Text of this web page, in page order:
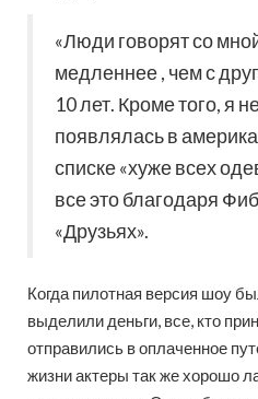
«Люди говорят со
медленнее , чем с
10 лет. Кроме того, я
появлялась в
списке «хуже всех
все это благодаря
«Друзьях».
Когда пилотная версия шоу
выделили деньги, все, кто
отправились в оплаченное
жизни актеры так же хорошо